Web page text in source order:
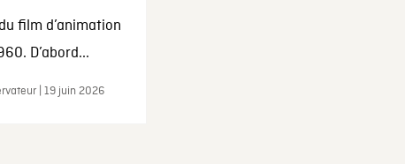
film d’animation
D’abord...
| 19 juin 2026